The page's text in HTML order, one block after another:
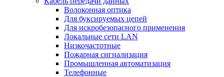
Волоконная оптика
Для буксируемых цепей
Для искробезопасного применения
Локальные сети LAN
Низкочастотные
Пожарная сигнализация
Промышленная автоматизация
Телефонные